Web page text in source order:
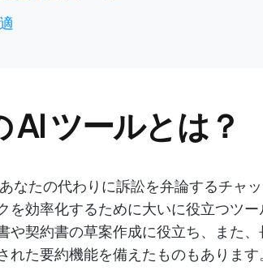
AI ツールとは？
なたの代わりに訴訟を弁論するチャ
を効率化するために大いに役立つツ
や契約書の草案作成に役立ち、また
た要約機能を備えたものもあります